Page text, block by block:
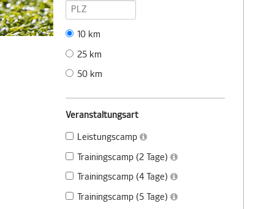
10 km
25 km
50 km
Veranstaltungsart
Leistungscamp
Trainingscamp (2 Tage)
Trainingscamp (4 Tage)
Trainingscamp (5 Tage)